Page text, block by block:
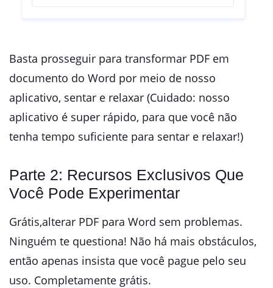
Basta prosseguir para transformar PDF em
documento do Word por meio de nosso
aplicativo, sentar e relaxar (Cuidado: nosso
aplicativo é super rápido, para que você não
tenha tempo suficiente para sentar e relaxar!)
Parte 2: Recursos Exclusivos Que
Você Pode Experimentar
Grátis,alterar PDF para Word sem problemas.
Ninguém te questiona! Não há mais obstáculos,
então apenas insista que você pague pelo seu
uso. Completamente grátis.